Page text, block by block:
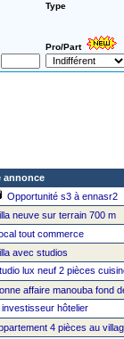
Type
Pro/Part
annonce
Opportunité s3 à ennasr2
neuve sur terrain 700 m
tout commerce
avec studios
lux neuf 2 pièces
affaire manouba fond
investisseur hôtelier
4 pièces au